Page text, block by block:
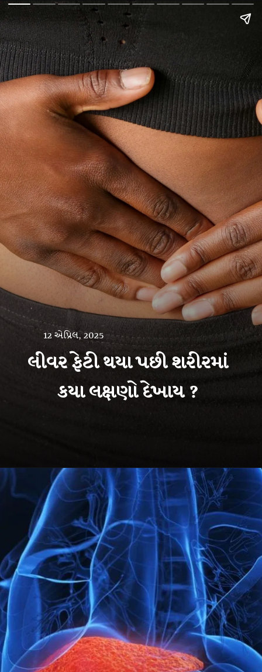
લીવર ફેટી થયા પછી શરીરમાં
કયા લક્ષણો દેખાય ?
12 એપ્રિલ, 2025